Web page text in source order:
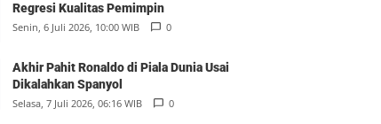
Regresi Kualitas Pemimpin
Senin, 6 Juli 2026, 10:00 WIB 0
Akhir Pahit Ronaldo di Piala Dunia Usai
Dikalahkan Spanyol
Selasa, 7 Juli 2026, 06:16 WIB 0